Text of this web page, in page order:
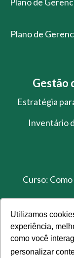
Utilizamos
experiência,
como você
personalizar
Plano de
Gestão
Estratégia
Inventário
Curso: